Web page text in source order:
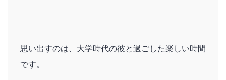
思い出すのは、大学時代の彼と過ごした楽しい時間
です。